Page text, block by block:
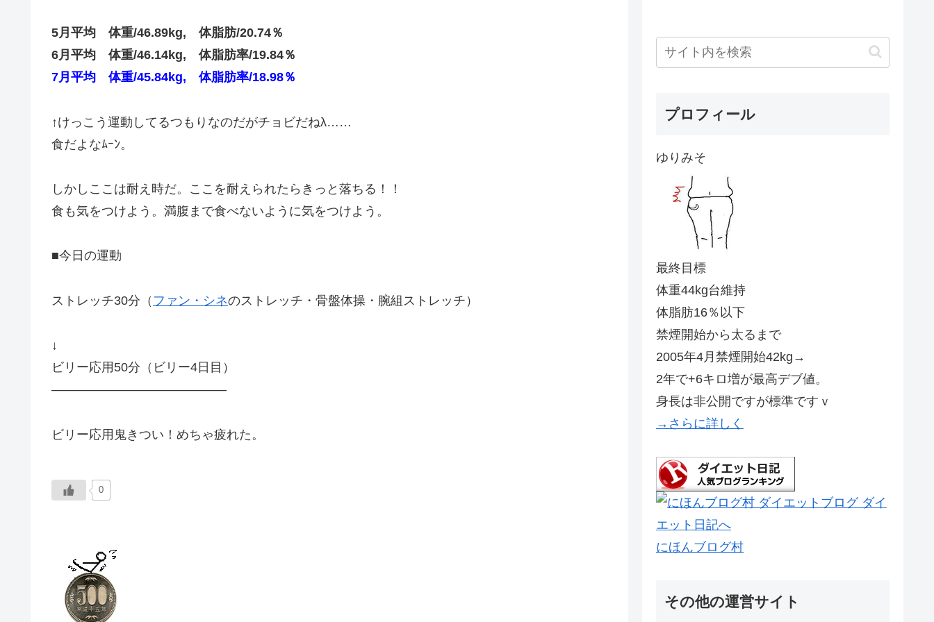
5月平均 体重/46.89kg, 体脂肪/20.74％
6月平均 体重/46.14kg, 体脂肪率/19.84％
7月平均 体重/45.84kg, 体脂肪率/18.98％
↑けっこう運動してるつもりなのだがチョビだねλ……
食だよなﾑｰﾝ。
しかしここは耐え時だ。ここを耐えられたらきっと落ちる！！
食も気をつけよう。満腹まで食べないように気をつけよう。
■今日の運動
ストレッチ30分（ ファン・シネのストレッチ・骨盤体操・腕組ストレッチ）
↓
ビリー応用50分（ビリー4日目）
——————————————
ビリー応用鬼きつい！めちゃ疲れた。
0
プロフィール
ゆりみそ
最終目標
体重44kg台維持
体脂肪16％以下
禁煙開始から太るまで
2005年4月禁煙開始42kg→
2年で+6キロ増が最高デブ値。
身長は非公開ですが標準ですｖ
→さらに詳しく
にほんブログ村
その他の運営サイト